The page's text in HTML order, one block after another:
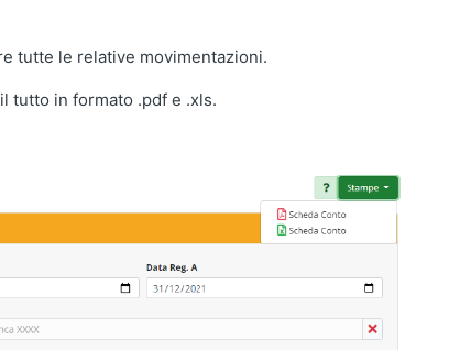
tutte le relative movimentazioni.
tutto in formato .pdf e .xls.